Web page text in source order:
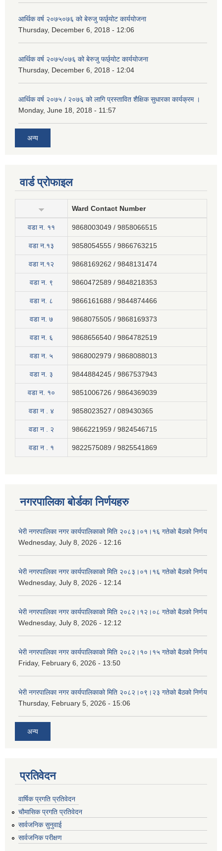
आर्थिक वर्ष २०७५०७६ को बेरुजु फर्छ्योट कार्ययोजना
Thursday, December 6, 2018 - 12:06
आर्थिक वर्ष २०७५/०७६ को बेरुजु फर्छ्योट कार्ययोजना
Thursday, December 6, 2018 - 12:04
आर्थिक वर्ष २०७५ / २०७६ को लागि प्रस्तावित शैक्षिक सुधारका कार्यक्रम ।
Monday, June 18, 2018 - 11:57
अन्य
वार्ड प्रोफाइल
Ward Contact Number
वडा न‍. ११ 9868003049 / 9858066515
वडा न.१३ 9858054555 / 9866763215
वडा न.१२ 9868169262 / 9848131474
वडा न. ९ 9860472589 / 9848218353
वडा न. ८ 9866161688 / 9844874466
वडा न. ७ 9868075505 / 9868169373
वडा न. ६ 9868656540 / 9864782519
वडा न. ५ 9868002979 / 9868088013
वडा न. ३ 9844884245 / 9867537943
वडा न. १० 9851006726 / 9864369039
वडा न . ४ 9858023527 / 089430365
वडा न . २ 9866221959 / 9824546715
वडा न . १ 9822575089 / 9825541869
नगरपालिका बोर्डका निर्णयहरु
भेरी नगरपालिका नगर कार्यपालिकाको मिति २०८३।०१।१६ गतेको बैठको निर्णय
Wednesday, July 8, 2026 - 12:16
भेरी नगरपालिका नगर कार्यपालिकाको मिति २०८३।०१।१६ गतेको बैठको निर्णय
Wednesday, July 8, 2026 - 12:14
भेरी नगरपालिका नगर कार्यपालिकाको मिति २०८२।१२।०८ गतेको बैठको निर्णय
Wednesday, July 8, 2026 - 12:12
भेरी नगरपालिका नगर कार्यपालिकाको मिति २०८२।१०।१५ गतेको बैठको निर्णय
Friday, February 6, 2026 - 13:50
भेरी नगरपालिका नगर कार्यपालिकाको मिति २०८२।०९।२३ गतेको बैठको निर्णय
Thursday, February 5, 2026 - 15:06
अन्य
प्रतिवेदन
वार्षिक प्रगति प्रतिवेदन
चौमासिक प्रगति प्रतिवेदन
सार्वजनिक सुनुवाई
सार्वजनिक परीक्षण